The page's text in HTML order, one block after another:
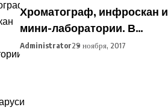
Хроматограф, инфроскан и
мини-лаборатории. В
Гродненский
агропромышленный парк
Administrator29 ноября, 2017